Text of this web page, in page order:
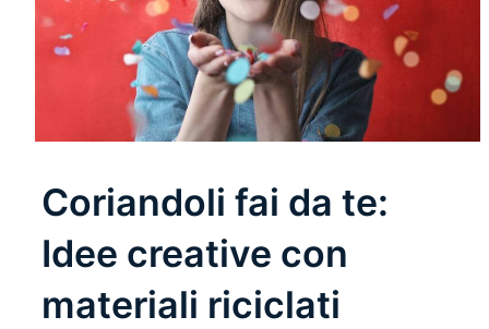
Coriandoli fai da te:
Idee creative con
materiali riciclati